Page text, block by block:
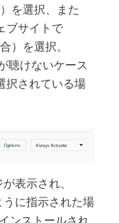
を選択、また
ブサイトで
）を選択。
聴けないケース
択されている場
表示され、
に指示された場
ンストールされ